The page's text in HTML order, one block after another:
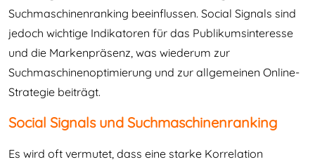
Suchmaschinenranking beeinflussen. Social Signals sind
jedoch wichtige Indikatoren für das Publikumsinteresse
und die Markenpräsenz, was wiederum zur
Suchmaschinenoptimierung und zur allgemeinen Online-
Strategie beiträgt.
Social Signals und Suchmaschinenranking
Es wird oft vermutet, dass eine starke Korrelation